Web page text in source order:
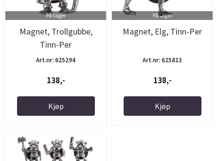
På lager
Magnet, Trollgubbe,
Tinn-Per
Art.nr: 625294
138,-
Kjøp
På lager
Magnet, Elg, Tinn-Per
Art.nr: 625813
138,-
Kjøp